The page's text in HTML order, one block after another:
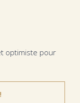
optimiste pour